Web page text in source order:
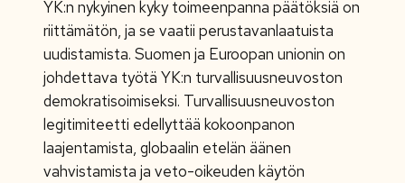
YK:n nykyinen kyky toimeenpanna päätöksiä on
riittämätön, ja se vaatii perustavanlaatuista
uudistamista. Suomen ja Euroopan unionin on
johdettava työtä YK:n turvallisuusneuvoston
demokratisoimiseksi. Turvallisuusneuvoston
legitimiteetti edellyttää kokoonpanon
laajentamista, globaalin etelän äänen
vahvistamista ja veto-oikeuden käytön